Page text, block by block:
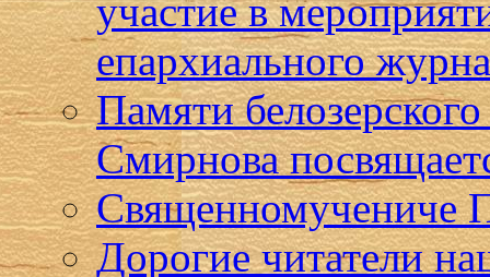
участие в
епархиального
Памяти
Смирнова
Священномучениче
Дорогие читатели